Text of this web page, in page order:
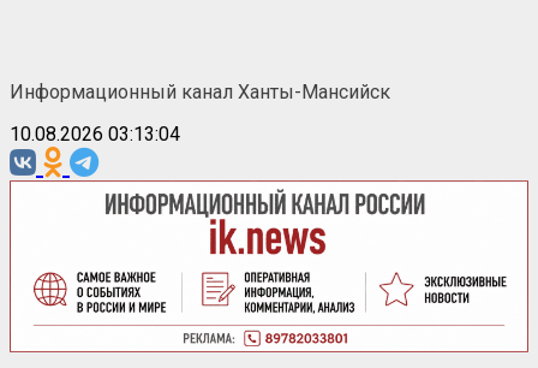
Информационный канал Ханты-Мансийск
10.08.2026 03:13:05